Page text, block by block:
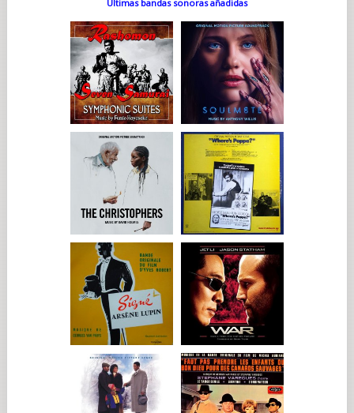
Últimas bandas sonoras añadidas